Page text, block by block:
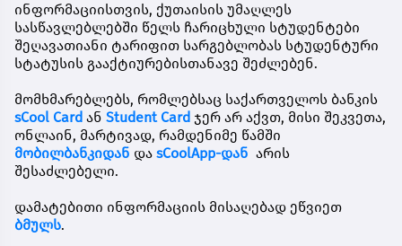
ინფორმაციისთვის, ქუთაისის უმაღლეს
სასწავლებლებში წელს ჩარიცხული სტუდენტები
შეღავათიანი ტარიფით სარგებლობას სტუდენტური
სტატუსის გააქტიურებისთანავე შეძლებენ.
მომხმარებლებს, რომლებსაც საქართველოს ბანკის
sCool Card ან Student Card ჯერ არ აქვთ, მისი შეკვეთა,
ონლაინ, მარტივად, რამდენიმე წამში
მობილბანკიდან და sCoolApp-დან არის
შესაძლებელი.
დამატებითი ინფორმაციის მისაღებად ეწვიეთ
ბმულს.